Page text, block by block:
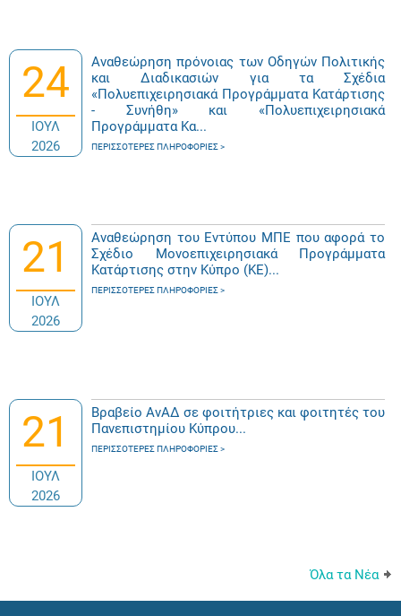
24
ΙΟΥΛ
2026
Αναθεώρηση πρόνοιας των Οδηγών Πολιτικής
και Διαδικασιών για τα Σχέδια
«Πολυεπιχειρησιακά Προγράμματα Κατάρτισης
- Συνήθη» και «Πολυεπιχειρησιακά
Προγράμματα Κα...
ΠΕΡΙΣΣΌΤΕΡΕΣ ΠΛΗΡΟΦΟΡΊΕΣ
21
ΙΟΥΛ
2026
Αναθεώρηση του Εντύπου ΜΠΕ που αφορά το
Σχέδιο Μονοεπιχειρησιακά Προγράμματα
Κατάρτισης στην Κύπρο (ΚΕ)...
ΠΕΡΙΣΣΌΤΕΡΕΣ ΠΛΗΡΟΦΟΡΊΕΣ
21
ΙΟΥΛ
2026
Βραβείο ΑνΑΔ σε φοιτήτριες και φοιτητές του
Πανεπιστημίου Κύπρου...
ΠΕΡΙΣΣΌΤΕΡΕΣ ΠΛΗΡΟΦΟΡΊΕΣ
Όλα τα Νέα